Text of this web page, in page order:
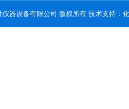
器设备有限公司 版权所有 技术支持：